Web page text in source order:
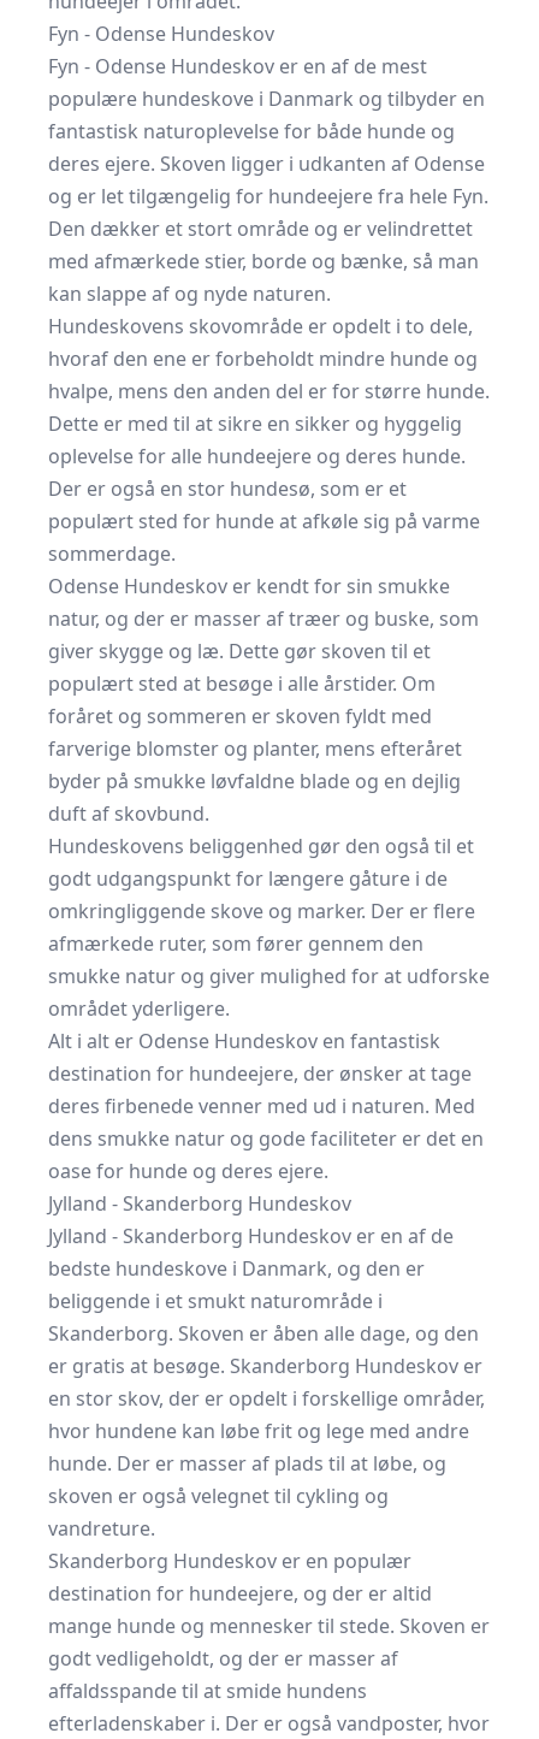
Fyn - Odense Hundeskov
Fyn - Odense Hundeskov er en af de mest
populære hundeskove i Danmark og tilbyder en
fantastisk naturoplevelse for både hunde og
deres ejere. Skoven ligger i udkanten af Odense
og er let tilgængelig for hundeejere fra hele Fyn.
Den dækker et stort område og er velindrettet
med afmærkede stier, borde og bænke, så man
kan slappe af og nyde naturen.
Hundeskovens skovområde er opdelt i to dele,
hvoraf den ene er forbeholdt mindre hunde og
hvalpe, mens den anden del er for større hunde.
Dette er med til at sikre en sikker og hyggelig
oplevelse for alle hundeejere og deres hunde.
Der er også en stor hundesø, som er et
populært sted for hunde at afkøle sig på varme
sommerdage.
Odense Hundeskov er kendt for sin smukke
natur, og der er masser af træer og buske, som
giver skygge og læ. Dette gør skoven til et
populært sted at besøge i alle årstider. Om
foråret og sommeren er skoven fyldt med
farverige blomster og planter, mens efteråret
byder på smukke løvfaldne blade og en dejlig
duft af skovbund.
Hundeskovens beliggenhed gør den også til et
godt udgangspunkt for længere gåture i de
omkringliggende skove og marker. Der er flere
afmærkede ruter, som fører gennem den
smukke natur og giver mulighed for at udforske
området yderligere.
Alt i alt er Odense Hundeskov en fantastisk
destination for hundeejere, der ønsker at tage
deres firbenede venner med ud i naturen. Med
dens smukke natur og gode faciliteter er det en
oase for hunde og deres ejere.
Jylland - Skanderborg Hundeskov
Jylland - Skanderborg Hundeskov er en af de
bedste hundeskove i Danmark, og den er
beliggende i et smukt naturområde i
Skanderborg. Skoven er åben alle dage, og den
er gratis at besøge. Skanderborg Hundeskov er
en stor skov, der er opdelt i forskellige områder,
hvor hundene kan løbe frit og lege med andre
hunde. Der er masser af plads til at løbe, og
skoven er også velegnet til cykling og
vandreture.
Skanderborg Hundeskov er en populær
destination for hundeejere, og der er altid
mange hunde og mennesker til stede. Skoven er
godt vedligeholdt, og der er masser af
affaldsspande til at smide hundens
efterladenskaber i. Der er også vandposter, hvor